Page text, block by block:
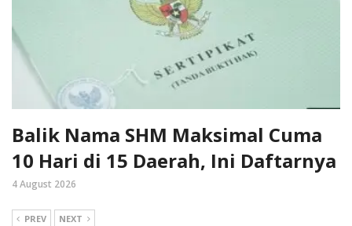
Balik Nama SHM Maksimal Cuma
10 Hari di 15 Daerah, Ini Daftarnya
4 August 2026
PREV NEXT